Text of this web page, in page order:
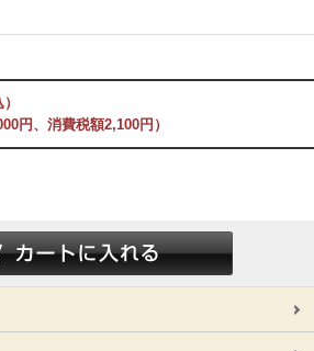
円、消費税額2,100円）